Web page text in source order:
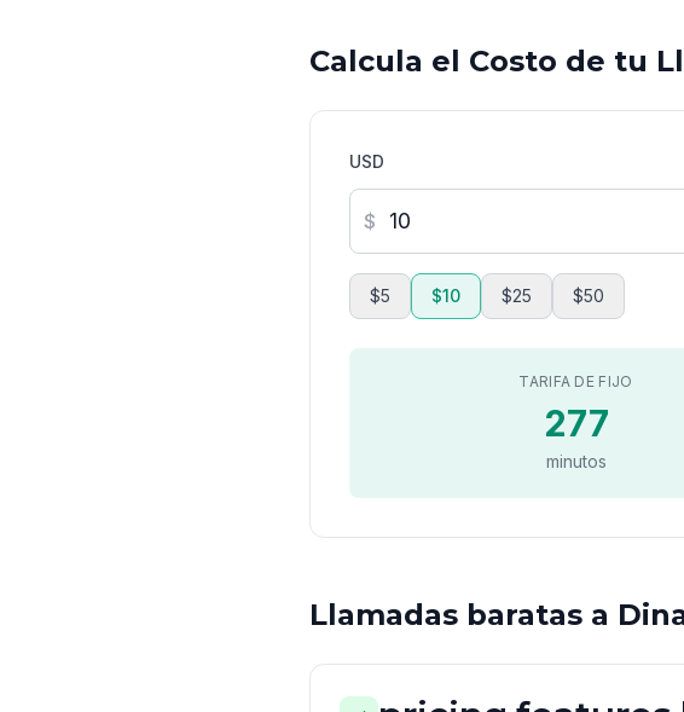
Calcula el Costo de tu
USD
$
$5 $10 $25 $50
TARIFA DE FIJO
277
minutos
Llamadas baratas a